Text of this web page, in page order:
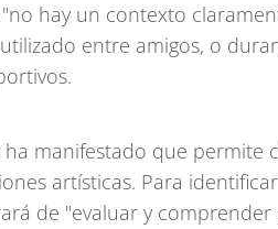
hay un contexto
entre amigos, o
manifestado que permite
artísticas. Para
de "evaluar y